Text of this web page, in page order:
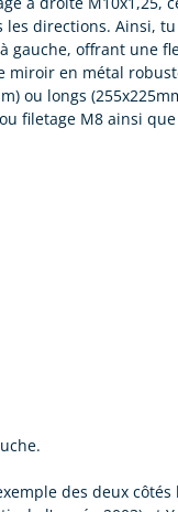
directions. Ainsi,
gauche, offrant une
en métal
ou longs
filetage M8 ainsi
des deux